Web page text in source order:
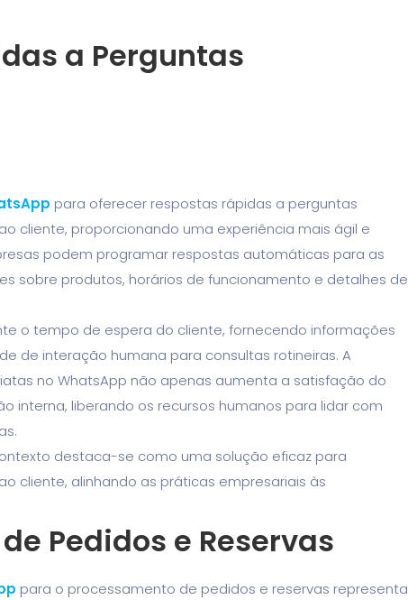
a Perguntas
para oferecer respostas rápidas a perguntas
cliente, proporcionando uma experiência mais ágil e
podem programar respostas automáticas para as
sobre produtos, horários de funcionamento e detalhes de
o tempo de espera do cliente, fornecendo informações
de interação humana para consultas rotineiras. A
no WhatsApp não apenas aumenta a satisfação do
interna, liberando os recursos humanos para lidar com
destaca-se como uma solução eficaz para
cliente, alinhando as práticas empresariais às
Pedidos e Reservas
para o processamento de pedidos e reservas representa